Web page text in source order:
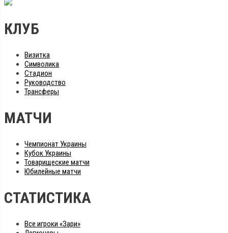
КЛУБ
Визитка
Символика
Стадион
Руководство
Трансферы
МАТЧИ
Чемпионат Украины
Кубок Украины
Товарищеские матчи
Юбилейные матчи
СТАТИСТИКА
Все игроки «Зари»